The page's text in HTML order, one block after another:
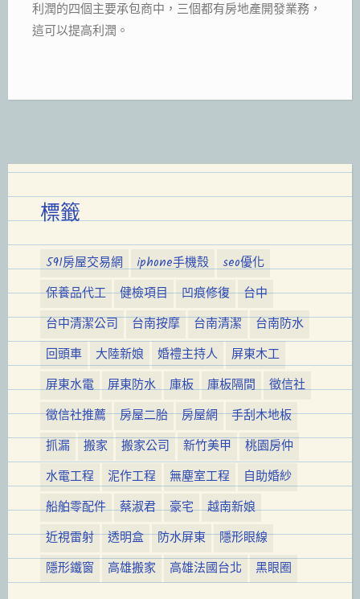
利潤的四個主要承包商中，三個都有房地產開發業務，
這可以提高利潤。
標籤
591房屋交易網 iphone手機殼
seo優化
保養品代工
健檢項目 凹痕修復
台中
台中清潔公司
台南按摩 台南清潔
台南防水
回頭車
大陸新娘 婚禮主持人
屏東木工
屏東水電
屏東防水 庫板 庫板隔間
徵信社
徵信社推薦
房屋二胎 房屋網
手刮木地板
抓漏
搬家 搬家公司 新竹美甲
桃園房仲
水電工程
泥作工程 無塵室工程
自助婚紗
船舶零配件
蔡淑君 豪宅
越南新娘
近視雷射
透明盒 防水屏東
隱形眼線
隱形鐵窗
高雄搬家 高雄法國台北 黑眼圈